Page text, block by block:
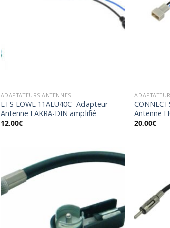
ADAPTATEURS ANTENNES
ETS LOWE 11AEU40C- Adapteur
Antenne FAKRA-DIN amplifié
12,00€
Antenne
20,00€
à la
wishlist